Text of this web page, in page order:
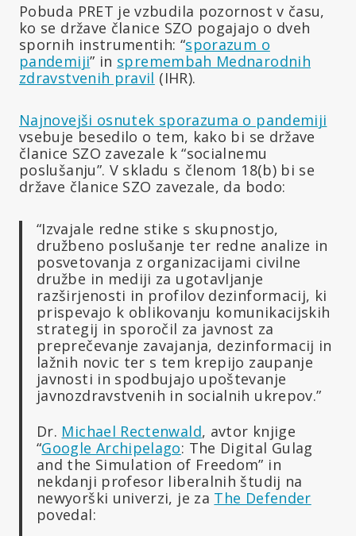
Pobuda PRET je vzbudila pozornost v času,
ko se države članice SZO pogajajo o dveh
spornih instrumentih: “sporazum o
pandemiji” in spremembah Mednarodnih
zdravstvenih pravil (IHR).
Najnovejši osnutek sporazuma o pandemiji
vsebuje besedilo o tem, kako bi se države
članice SZO zavezale k “socialnemu
poslušanju”. V skladu s členom 18(b) bi se
države članice SZO zavezale, da bodo:
“Izvajale redne stike s skupnostjo,
družbeno poslušanje ter redne analize in
posvetovanja z organizacijami civilne
družbe in mediji za ugotavljanje
razširjenosti in profilov dezinformacij, ki
prispevajo k oblikovanju komunikacijskih
strategij in sporočil za javnost za
preprečevanje zavajanja, dezinformacij in
lažnih novic ter s tem krepijo zaupanje
javnosti in spodbujajo upoštevanje
javnozdravstvenih in socialnih ukrepov.”
Dr. Michael Rectenwald, avtor knjige
“Google Archipelago: The Digital Gulag
and the Simulation of Freedom” in
nekdanji profesor liberalnih študij na
newyorški univerzi, je za The Defender
povedal: